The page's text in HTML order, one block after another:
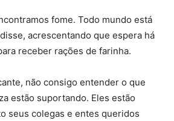
fome. Todo mundo está
acrescentando que espera há
receber rações de farinha.
não consigo entender o que
estão suportando. Eles estão
seus colegas e entes queridos